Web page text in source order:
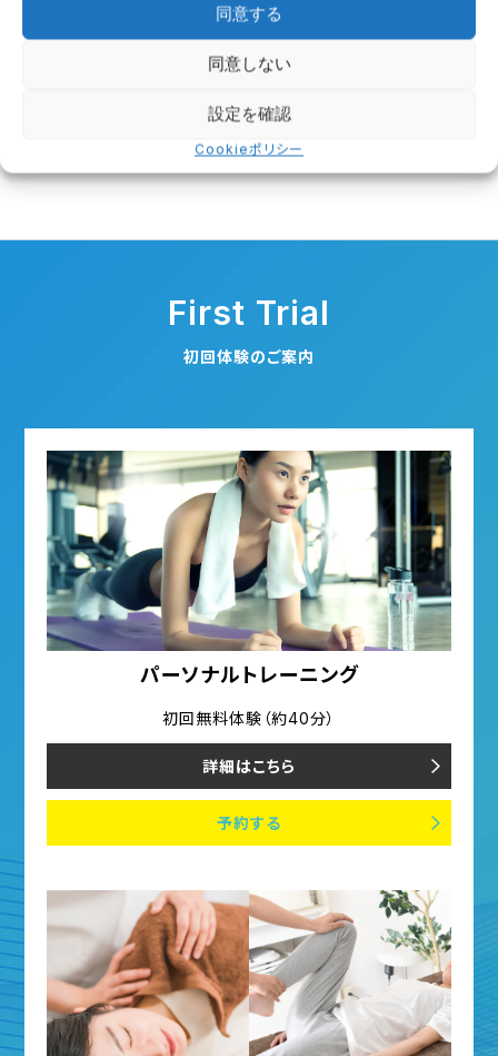
同意する
同意しない
設定を確認
Cookieポリシー
月を選択
First Trial
初回体験のご案内
パーソナルトレーニング
初回無料体験（約40分）
詳細はこちら
予約する